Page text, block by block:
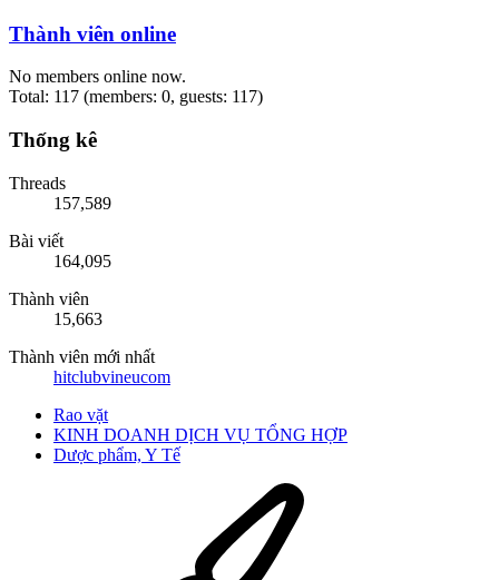
Thành viên online
No members online now.
Total: 117 (members: 0, guests: 117)
Thống kê
Threads
157,589
Bài viết
164,095
Thành viên
15,663
Thành viên mới nhất
hitclubvineucom
Rao vặt
KINH DOANH DỊCH VỤ TỔNG HỢP
Dược phẩm, Y Tế